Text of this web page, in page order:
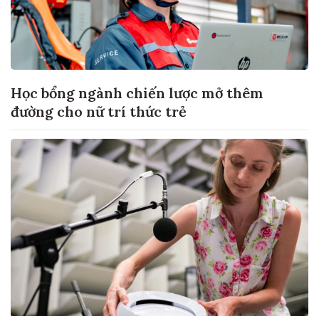
Học bổng ngành chiến lược mở thêm
đường cho nữ trí thức trẻ